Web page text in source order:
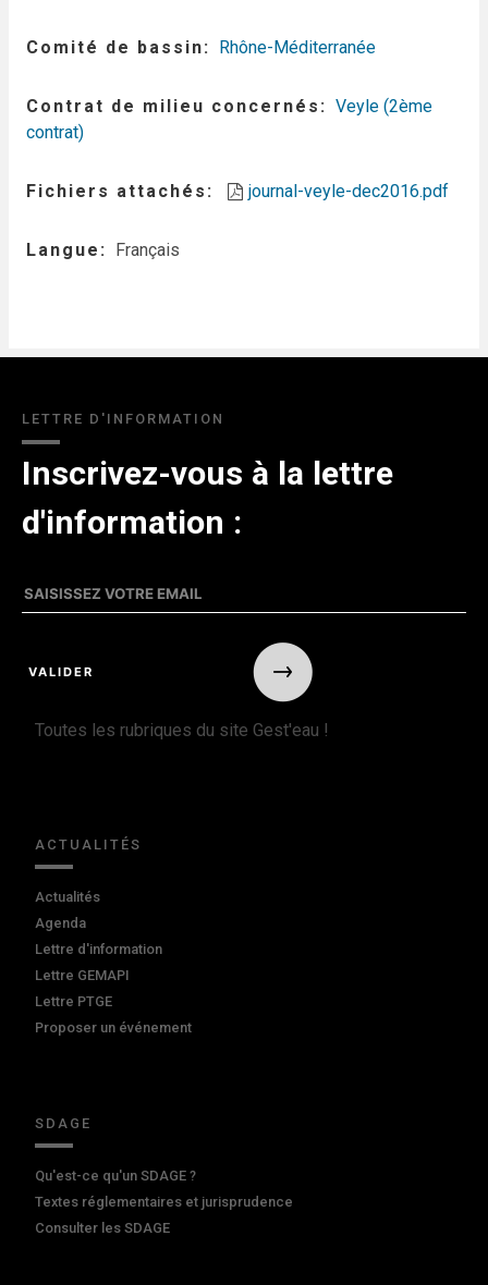
Comité de bassin Rhône-Méditerranée
Contrat de milieu concernés
Veyle (2ème
contrat)
Fichiers attachés journal-veyle-dec2016.pdf
Langue Français
LETTRE D'INFORMATION
Inscrivez-vous à la lettre
d'information :
Toutes les rubriques du site Gest'eau !
ACTUALITÉS
Actualités
Agenda
Lettre d'information
Lettre GEMAPI
Lettre PTGE
Proposer un événement
SDAGE
Qu'est-ce qu'un SDAGE ?
Textes réglementaires et jurisprudence
Consulter les SDAGE